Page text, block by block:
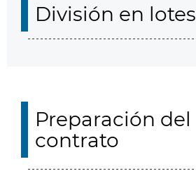
División en lotes
Preparación del
contrato